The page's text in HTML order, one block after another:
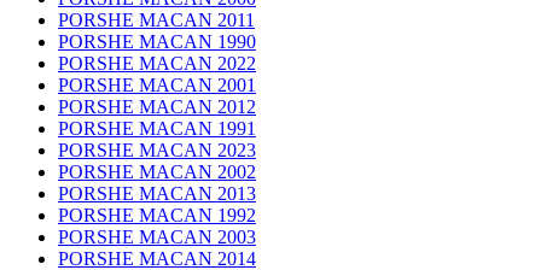
PORSHE MACAN 2011
PORSHE MACAN 1990
PORSHE MACAN 2022
PORSHE MACAN 2001
PORSHE MACAN 2012
PORSHE MACAN 1991
PORSHE MACAN 2023
PORSHE MACAN 2002
PORSHE MACAN 2013
PORSHE MACAN 1992
PORSHE MACAN 2003
PORSHE MACAN 2014